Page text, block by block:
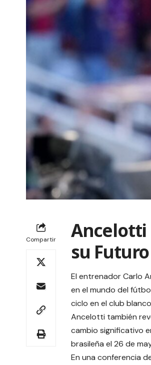
Compartir
Ancelotti
su
El entrenador Carlo
en el mundo del
ciclo en el club
Ancelotti también
cambio significativo
brasileña el 26 de
En una conferencia